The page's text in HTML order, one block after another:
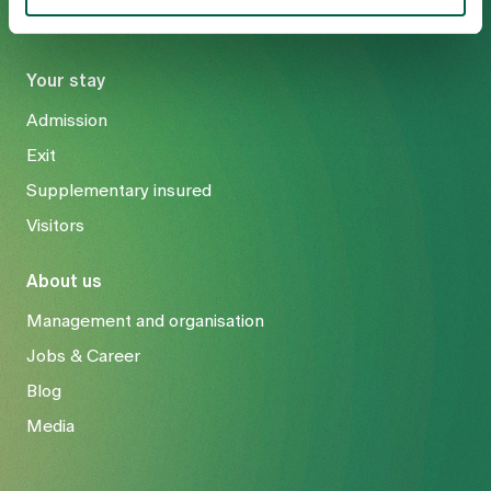
Your stay
Admission
Exit
Supplementary insured
Visitors
About us
Management and organisation
Jobs & Career
Blog
Media